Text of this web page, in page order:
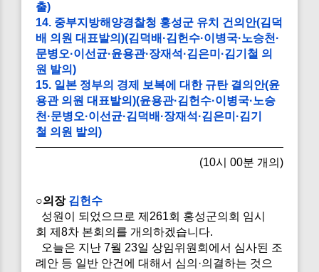
출)
14. 중부지방해양경찰청 홍성군 유치 건의안(김덕
배 의원 대표발의)(김덕배·김헌수·이병국·노승천·
문병오·이선균·윤용관·장재석·김은미·김기철 의
원 발의)
15. 일본 정부의 경제 보복에 대한 규탄 결의안(윤
용관 의원 대표발의)(윤용관·김헌수·이병국·노승
천·문병오·이선균·김덕배·장재석·김은미·김기
철 의원 발의)
(10시 00분 개의)
○의장 김헌수
성원이 되었으므로 제261회 홍성군의회 임시
회 제8차 본회의를 개의하겠습니다.
오늘은 지난 7월 23일 상임위원회에서 심사된 조
례안 등 일반 안건에 대해서 심의·의결하는 것으